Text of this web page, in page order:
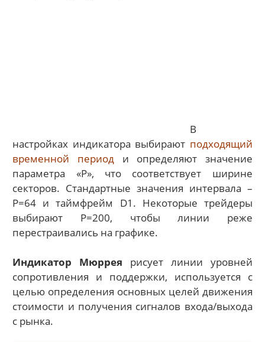
В
настройках индикатора выбирают подходящий
временной периоди определяют значение
параметра «Р», что соответствует ширине
секторов. Стандартные значения интервала –
Р=64 и таймфрейм D1. Некоторые трейдеры
выбирают Р=200, чтобы линии реже
перестраивались на графике.
Индикатор Мюррея рисует линии уровней
сопротивления и поддержки, используется с
целью определения основных целей движения
стоимости и получения сигналов входа/выхода
с рынка.